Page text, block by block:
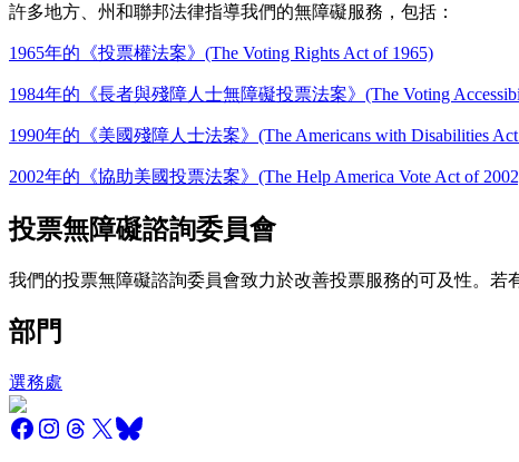
許多地方、州和聯邦法律指導我們的無障礙服務，包括：
1965年的《投票權法案》(The Voting Rights Act of 1965)
1984年的《長者與殘障人士無障礙投票法案》(The Voting
1990年的《美國殘障人士法案》(The Americans with Disabilities
2002年的《協助美國投票法案》(The Help America Vote Act of
投票無障礙諮詢委員會
我們的投票無障礙諮詢委員會致力於改善投票服務的可及性。若
部門
選務處